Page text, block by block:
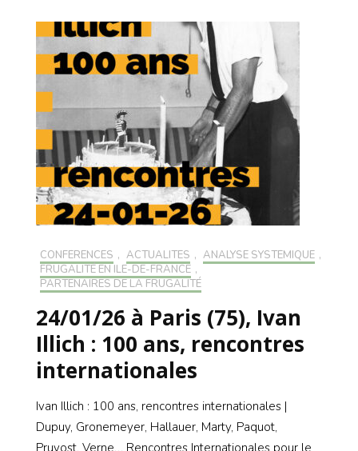
CONFÉRENCES , ACTUALITÉS , ANALYSE SYSTÉMIQUE ,
FRUGALITÉ EN ILE-DE-FRANCE ,
PARTENAIRES DE LA FRUGALITÉ
24/01/26 à Paris (75), Ivan
Illich : 100 ans, rencontres
internationales
Ivan Illich : 100 ans, rencontres internationales |
Dupuy, Gronemeyer, Hallauer, Marty, Paquot,